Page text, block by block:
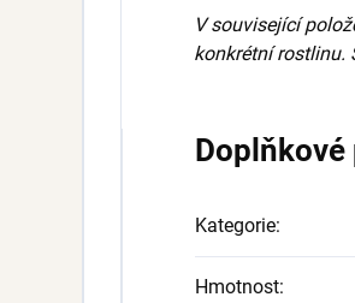
V související
konkrétní rostlinu.
Kategorie:
Hmotnost: